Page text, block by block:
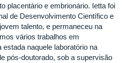
placentário e embrionário. Ietta foi
de Desenvolvimento Científico e
talento, e permaneceu na
vários trabalhos em
naquele laboratório na
pós-doutorado, sob a supervisão